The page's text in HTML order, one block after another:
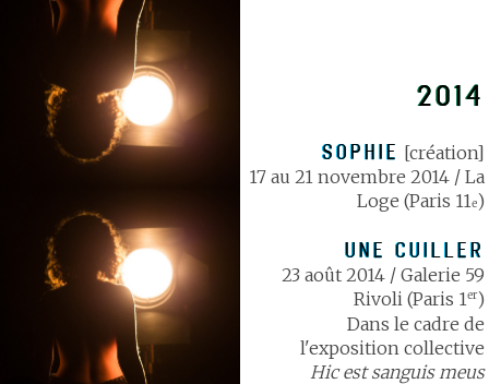
2014
SOPHIE [création]
17 au 21 novembre 2014 / La
Loge (Paris 11e)
UNE CUILLER
23 août 2014 / Galerie 59
Rivoli (Paris 1er)
Dans le cadre de
l'exposition collective
Hic est sanguis meus